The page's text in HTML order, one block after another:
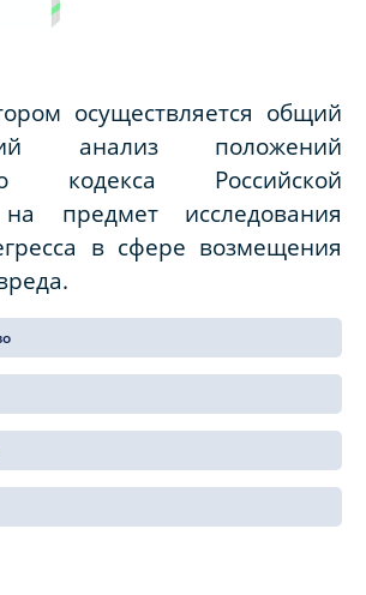
осуществляется общий
анализ положений
кодекса Российской
предмет исследования
в сфере возмещения